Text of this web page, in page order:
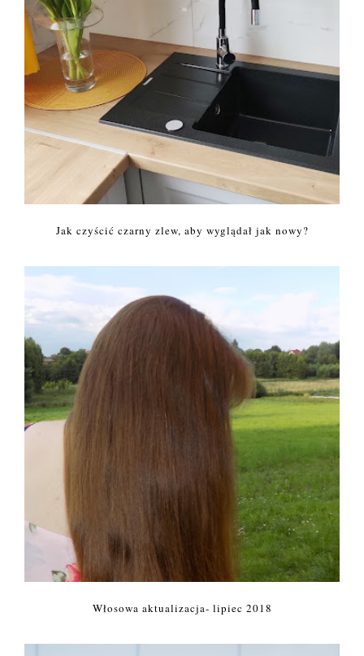
Jak czyścić czarny zlew, aby wyglądał jak nowy?
Włosowa aktualizacja- lipiec 2018